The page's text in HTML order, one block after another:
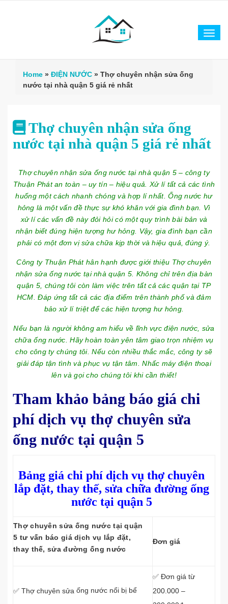
Home » ĐIỆN NƯỚC » Thợ chuyên nhận sửa ống
nước tại nhà quận 5 giá rẻ nhất
Thợ chuyên nhận sửa ống
nước tại nhà quận 5 giá rẻ nhất
Thợ chuyên nhận sửa ống nước tại nhà quận 5 – công ty
Thuận Phát an toàn – uy tín – hiệu quả. Xử lí tất cả các tình
huống một cách nhanh chóng và hợp lí nhất. Ống nước hư
hỏng là một vấn đề thực sự khó khăn với gia đình bạn. Vì
xử lí các vấn đề này đỏi hỏi có một quy trình bài bản và
nhận biết đúng hiện tượng hư hỏng. Vậy, gia đình bạn cần
phải có một đơn vị sửa chữa kịp thời và hiệu quả, đúng ý.
Công ty Thuận Phát hân hạnh được giới thiệu Thợ chuyên
nhận sửa ống nước tại nhà quận 5. Không chỉ trên địa bàn
quận 5, chúng tôi còn làm việc trên tất cả các quận tại TP
HCM. Đáp ứng tất cả các địa điểm trên thành phố và đảm
bảo xử lí triệt để các hiện tượng hư hỏng.
Nếu bạn là người không am hiểu về lĩnh vực điện nước, sửa
chữa ống nước. Hãy hoàn toàn yên tâm giao trọn nhiệm vụ
cho công ty chúng tôi. Nếu còn nhiều thắc mắc, công ty sẽ
giải đáp tận tình và phục vụ tận tâm. Nhấc máy điện thoại
lên và gọi cho chúng tôi khi cần thiết!
Tham khảo bảng báo giá chi
phí dịch vụ thợ chuyên sửa
ống nước tại quận 5
Bảng giá chi phí dịch vụ thợ chuyên
lắp đặt, thay thế, sửa chữa đường ống
nước tại quận 5
Thợ chuyên sửa ống nước tại quận
5 tư vấn báo giá dịch vụ lắp đặt,
thay thế, sửa đường ống nước
Đơn giá
✅ Thợ chuyên sửa ống nước nổi bị bể
✅ Đơn giá từ
200.000 –